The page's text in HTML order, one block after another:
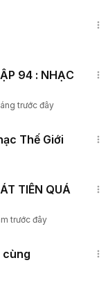
94 : NHẠC
trước đây
Thay Đổi Âm Nhạc Thế Giới
TIÊN QUÁ
trước đây
cùng